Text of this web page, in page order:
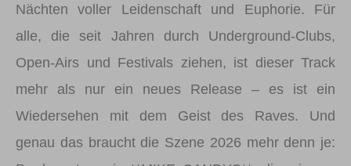
Nächten voller Leidenschaft und Euphorie. Für
alle, die seit Jahren durch Underground-Clubs,
Open-Airs und Festivals ziehen, ist dieser Track
mehr als nur ein neues Release – es ist ein
Wiedersehen mit dem Geist des Raves. Und
genau das braucht die Szene 2026 mehr denn je: